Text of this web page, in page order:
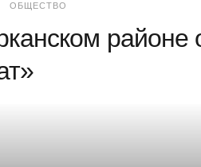
ОБЩЕСТВО
районе